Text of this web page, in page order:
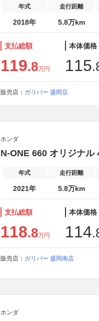
年式 走行距離
2018年 5.8万km
支払総額
119.8万円
本体価格
115
販売店： ガリバー 盛岡店
ホンダ
N-ONE 660 オリジナル
年式 走行距離
2021年 5.8万km
支払総額
118.8万円
本体価格
114
販売店： ガリバー 盛岡南店
ホンダ